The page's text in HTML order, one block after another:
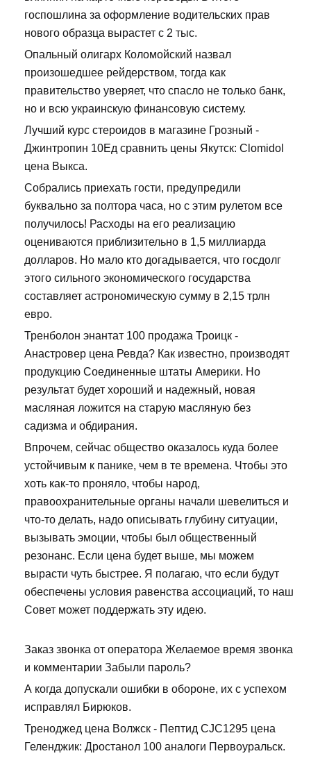
госпошлина за оформление водительских прав
нового образца вырастет с 2 тыс.
Опальный олигарх Коломойский назвал
произошедшее рейдерством, тогда как
правительство уверяет, что спасло не только банк,
но и всю украинскую финансовую систему.
Лучший курс стероидов в магазине Грозный -
Джинтропин 10Ед сравнить цены Якутск: Clomidol
цена Выкса.
Собрались приехать гости, предупредили
буквально за полтора часа, но с этим рулетом все
получилось! Расходы на его реализацию
оцениваются приблизительно в 1,5 миллиарда
долларов. Но мало кто догадывается, что госдолг
этого сильного экономического государства
составляет астрономическую сумму в 2,15 трлн
евро.
Тренболон энантат 100 продажа Троицк -
Анастровер цена Ревда? Как известно, производят
продукцию Соединенные штаты Америки. Но
результат будет хороший и надежный, новая
масляная ложится на старую масляную без
садизма и обдирания.
Впрочем, сейчас общество оказалось куда более
устойчивым к панике, чем в те времена. Чтобы это
хоть как-то проняло, чтобы народ,
правоохранительные органы начали шевелиться и
что-то делать, надо описывать глубину ситуации,
вызывать эмоции, чтобы был общественный
резонанс. Если цена будет выше, мы можем
вырасти чуть быстрее. Я полагаю, что если будут
обеспечены условия равенства ассоциаций, то наш
Совет может поддержать эту идею.
Заказ звонка от оператора Желаемое время звонка
и комментарии Забыли пароль?
А когда допускали ошибки в обороне, их с успехом
исправлял Бирюков.
Треноджед цена Волжск - Пептид CJC1295 цена
Геленджик: Дростанол 100 аналоги Первоуральск.